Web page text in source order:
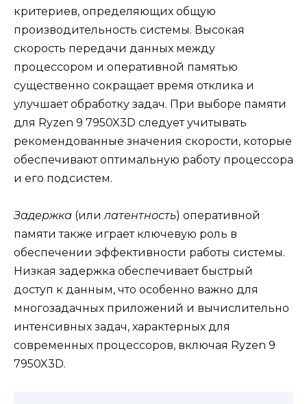
критериев, определяющих общую
производительность системы. Высокая
скорость передачи данных между
процессором и оперативной памятью
существенно сокращает время отклика и
улучшает обработку задач. При выборе памяти
для Ryzen 9 7950X3D следует учитывать
рекомендованные значения скорости, которые
обеспечивают оптимальную работу процессора
и его подсистем.
Задержка (или латентность) оперативной
памяти также играет ключевую роль в
обеспечении эффективности работы системы.
Низкая задержка обеспечивает быстрый
доступ к данным, что особенно важно для
многозадачных приложений и вычислительно
интенсивных задач, характерных для
современных процессоров, включая Ryzen 9
7950X3D.